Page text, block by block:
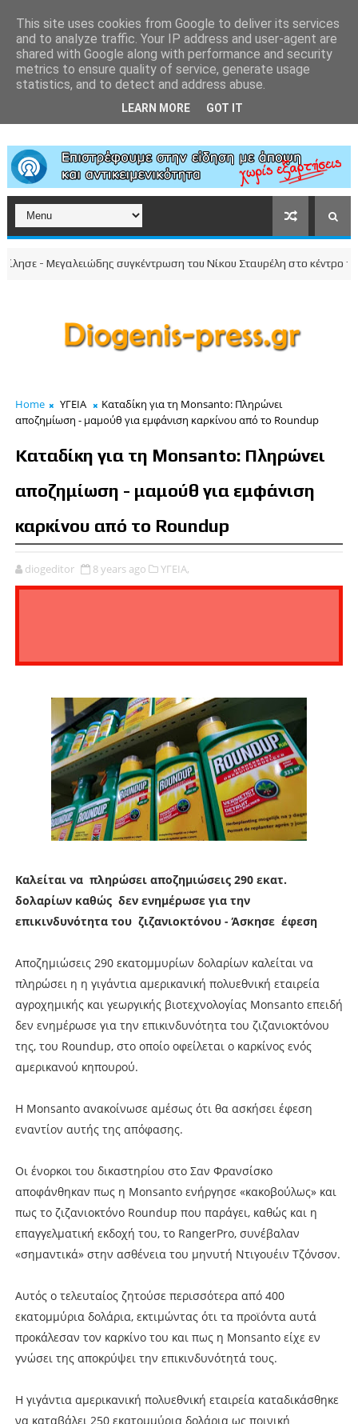
- Μεγαλειώδης συγκέντρωση του Νίκου Σταυρέλη στο κέντρο της
Home ΥΓΕΙΑ
Καταδίκη για τη Monsanto: Πληρώνει
αποζημίωση - μαμούθ για εμφάνιση καρκίνου από το Roundup
Καταδίκη για τη Monsanto: Πληρώνει
αποζημίωση - μαμούθ για εμφάνιση
καρκίνου από το Roundup
diogeditor 8 years ago ΥΓΕΙΑ,
Καλείται να πληρώσει αποζημιώσεις 290 εκατ.
δολαρίων καθώς δεν ενημέρωσε για την
επικινδυνότητα του ζιζανιοκτόνου - Άσκησε έφεση
Αποζημιώσεις 290 εκατομμυρίων δολαρίων καλείται να
πληρώσει η η γιγάντια αμερικανική πολυεθνική εταιρεία
αγροχημικής και γεωργικής βιοτεχνολογίας Monsanto επειδή
δεν ενημέρωσε για την επικινδυνότητα του ζιζανιοκτόνου
της, του Roundup, στο οποίο οφείλεται ο καρκίνος ενός
αμερικανού κηπουρού.
Η Monsanto ανακοίνωσε αμέσως ότι θα ασκήσει έφεση
εναντίον αυτής της απόφασης.
Οι ένορκοι του δικαστηρίου στο Σαν Φρανσίσκο
αποφάνθηκαν πως η Monsanto ενήργησε «κακοβούλως» και
πως το ζιζανιοκτόνο Roundup που παράγει, καθώς και η
επαγγελματική εκδοχή του, το RangerPro, συνέβαλαν
«σημαντικά» στην ασθένεια του μηνυτή Ντιγουέιν Τζόνσον.
Αυτός ο τελευταίος ζητούσε περισσότερα από 400
εκατομμύρια δολάρια, εκτιμώντας ότι τα προϊόντα αυτά
προκάλεσαν τον καρκίνο του και πως η Monsanto είχε εν
γνώσει της αποκρύψει την επικινδυνότητά τους.
Η γιγάντια αμερικανική πολυεθνική εταιρεία καταδικάσθηκε
να καταβάλει 250 εκατομμύρια δολάρια ως ποινική
This site uses cookies from Google to deliver its services
and to analyze traffic. Your IP address and user-agent are
shared with Google along with performance and security
metrics to ensure quality of service, generate usage
statistics, and to detect and address abuse.
LEARN MORE GOT IT